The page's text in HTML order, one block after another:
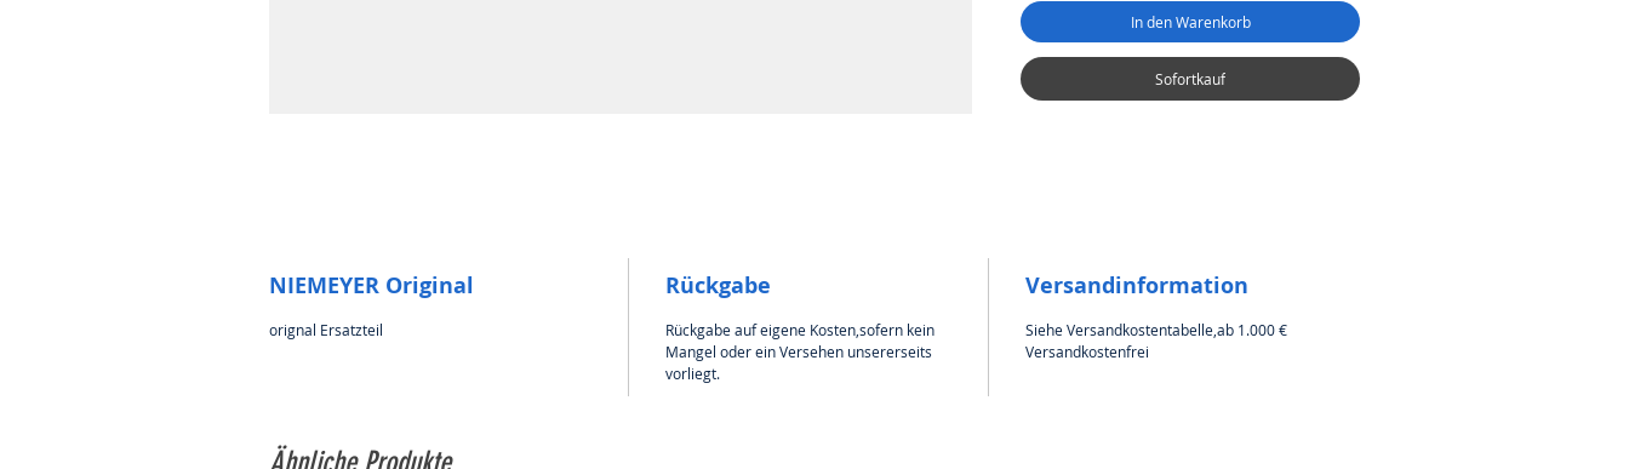
In den Warenkorb
Sofortkauf
NIEMEYER Original
orignal Ersatzteil
Rückgabe
Rückgabe auf eigene Kosten,sofern kein
Mangel oder ein Versehen unsererseits
vorliegt.
Versandinformation
Siehe Versandkostentabelle,ab 1.000 €
Versandkostenfrei